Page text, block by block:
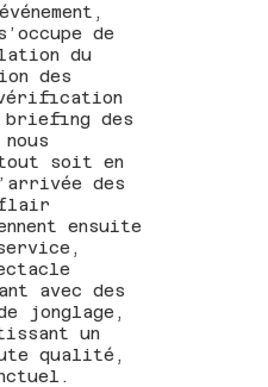
de
du
des
briefing des
tout soit en
des
flair
ensuite
avec des
jonglage,
un
qualité,